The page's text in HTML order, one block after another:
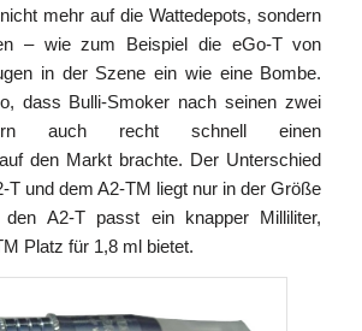
mehr auf die Wattedepots, sondern
– wie zum Beispiel die eGo-T von
in der Szene ein wie eine Bombe.
dass Bulli-Smoker nach seinen zwei
auch recht schnell einen
den Markt brachte. Der Unterschied
T und dem A2-TM liegt nur in der Größe
A2-T passt ein knapper Milliliter,
Platz für 1,8 ml bietet.